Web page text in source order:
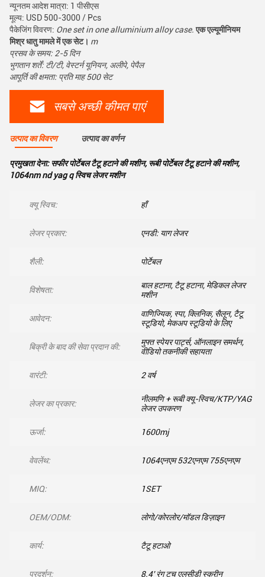
न्यूनतम आदेश मात्रा: 1 पीसीएस
मूल्य: USD 500-3000 / Pcs
पैकेजिंग विवरण: One set in one alluminium alloy case. एक एल्यूमीनियम
मिश्र धातु मामले में एक सेट। m
प्रसव के समय: 2-5 दिन
भुगतान शर्तें: टी/टी, वेस्टर्न यूनियन, अलीपे, पेपैल
आपूर्ति की क्षमता: प्रति माह 500 सेट
सबसे अच्छी कीमत पाएं
उत्पाद का विवरण उत्पाद का वर्णन
प्रमुखता देना:सफीर पोर्टेबल टैटू हटाने की मशीन, रूबी पोर्टेबल टैटू हटाने की मशीन,
1064nm nd yag q स्विच लेजर मशीन
क्यू स्विच: हाँ
लेजर प्रकार: एनडी: याग लेजर
शैली: पोर्टेबल
विशेषता:
बाल हटाना, टैटू हटाना, मेडिकल लेजर
मशीन
आवेदन:
वाणिज्यिक, स्पा, क्लिनिक, सैलून, टैटू
स्टूडियो, मेकअप स्टूडियो के लिए
बिक्री के बाद की सेवा प्रदान की:
मुफ्त स्पेयर पार्ट्स, ऑनलाइन समर्थन,
वीडियो तकनीकी सहायता
वारंटी: 2 वर्ष
लेजर का प्रकार:
नीलमणि + रूबी क्यू-स्विच/KTP/YAG
लेजर उपकरण
ऊर्जा: 1600mj
वेवलेंथ: 1064एनएम 532एनएम 755एनएम
MIQ: 1SET
OEM/ODM: लोगो/कोरलोर/मॉडल डिज़ाइन
कार्य: टैटू हटाओ
प्रदर्शन: 8.4' रंग टच एलसीडी स्क्रीन